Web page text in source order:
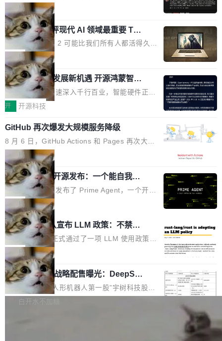
想...
600PG5 AI TOP具备强悍输出功率，同时实现
机身尺寸大幅精简。整机长度仅16厘米，属于同
功率段机身尺寸十分紧凑的1600W电源产品。小
巧机身有效提升市面主流标准A...
25年的8463亿美元扩张至2026年的8763亿美
元。数字的背后是一个清晰的事实——品牌对专
业化营销服务的需求从未如此迫切。 但市场扩容
的同时,服务商的竞争逻辑正在改变。2026年Top
Agency年度合辑的观察指出,“产品”这个离消费
者最近的载体,在整个品牌营销层面的权重显著变
高了。全域营销服务商的竞争正在从规模转向深
度,案例厚度、全域覆盖、多线协同...
且他们认为 ICLR/ICML/NeurIPS 充斥着大量过
度宣传和欺诈。」 OpenAI 研究员 Keller Jorda
n 这条推文引发了广泛讨论。他不是在说风凉
话，他是说出了一个圈内人尽皆知但很少公开捅
破的事实。 Jordan 随后补充了一句软化声明：
「我不认为这些会议上大部分论文都在过度宣传
或造假。问题是，作为读者，如果你筛选出那些
看起来最令人兴奋的论文，那它们大部分都是过
度宣传的。」 这才是真正的痛点。不是所有论文
都有问题，是最吸引眼球的那批论文最有问题。
他引用的帖子来自 Mathew Shen，一位 ICLR 2
026 的读者：「看了篇 ...
局
xAI 前工程师评现代 AI 领域最重要 Top
3 开源项目
Flash Attention 2 可能比我们所有人都活得久。
这句话不是来自某个技术博客，而是出自 Hieu
Pham 的一条推文。Hieu Pham 是谁？他是 xAI
的早期工程师之一，在 Grok 训练基础设施团队
工作过。近日他在 X 上发了一条帖子，列出了他
认为现代 AI 领域最重要的三个开源项目。 第一
理由很具体。FA 系列不需要解释，但 FA2 是他
认为最重要的一个——复杂度恰到好处，刚好能
驱动你去学 CuTe，但还没被那些"邪恶的" Hopp
er++ 优化所淹没，足够容易修改和适配。 更关
键的是 FA2 的持久性...
局
共商智能硬件发展新机遇 开源鸿蒙智能
硬件开发者日杭州站即将举行
随着万物智联加速深入千行百业，智能硬件正从
单点设备迈向智能化、网联化、协同化发展。作
鸿蒙通过统一技术底座和分布式能力，为不同类
型智能设备的开发、连接与互联提供关键支撑，
也为产业链企业探索产品创新与商业增长打开新
的空间。 8月14日，开源鸿蒙智能硬件开发者日
（OHDD：OpenHarmony Hardware Develope
r Day）将在杭州启航。活动面向智能硬件产业
链企业和开发者，邀请行业专家与资深技术顾
问，围绕开源鸿蒙技术能力、设备适配、芯片适
配、功耗与稳定性调优、兼容性测评及统一互联
等内容展开系统讲解和实战交流，帮助企业进一
步了解开源鸿蒙在智能...
开 开源科技
GitHub 再次爆发大规模服务降级
8 月 6 日，GitHub Actions 和 Pages 再次大规
模服务降级，Actions 完全不可用超过 5 小时，
webhook 停发，连自托管 runner 也因调度层故
障无法工作。Pages、Copilot code review、C
opilot coding agent 全部受影响。从检测到完全
恢复，大约 12 小时。 这是 2026 年 8 月的第六
起事故，其中四起与 AI/Copilot 服务相关。 Git
Hub 员工 kdaigle 在 HN 讨论中贴出了一组数
据：2025 年全年 10 亿次 commit。现在，每周
2.75 亿次，全年预计 140 亿次。GitHub...
局
Prime Agent 开源发布：一个能自我改
进的编程 Agent，ARC-AGI 3 超越人类
专家基线
Prime Intellect 发布了 Prime Agent，一个开源
的编程 Agent Harness，核心设计围绕两个抽
象：Recursive Language Model（RLM）和 C
ontinual Harness。在 ARC-AGI 3 基准测试
上，Prime Agent + Opus 5 的组合达到了 95.
5% RHAE Best@1，超过了 ARC 报告的人类专
家基线 95.4%。 不是又一个 coding agent 包装
器 Prime Agent 的架构和市面上大多数 coding
agent 有本质区别。大多数 agent harness 的设
计是基于早期模型的能力—...
局
Rust 项目团队宣布 LLM 政策：不禁
止，但你要承认哪些代码不是你写的
Rust 语言项目正式通过了一项 LLM 使用政策，
覆盖 rust-lang/rust 单一仓库的代码贡献。这不
是项目级别的官方立场，目前由五个团队采纳，
但它可能是主流开源项目中关于 AI 辅助贡献最
细致的一份规则。 政策的核心只有一句话：LLM
可以用来分析、提炼、审阅、建议，但不能用来
局
宇树科技 IPO 战略配售曝光：DeepSe
ek 获配 93.3 万股，锁定 36 个月
8月6日晚间，“人形机器人第一股”宇树科技股份
有限公司披露IPO发行价格及战略配售结果，杭
白开水不加糖